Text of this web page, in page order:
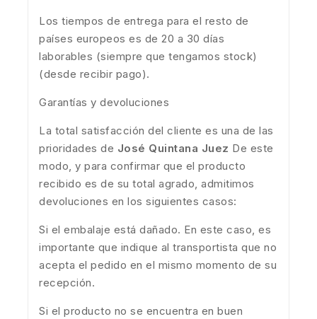
Los tiempos de entrega para el resto de
países europeos es de 20 a 30 días
laborables (siempre que tengamos stock)
(desde recibir pago).
Garantías y devoluciones
La total satisfacción del cliente es una de las
prioridades de José Quintana Juez De este
modo, y para confirmar que el producto
recibido es de su total agrado, admitimos
devoluciones en los siguientes casos:
Si el embalaje está dañado. En este caso, es
importante que indique al transportista que no
acepta el pedido en el mismo momento de su
recepción.
Si el producto no se encuentra en buen